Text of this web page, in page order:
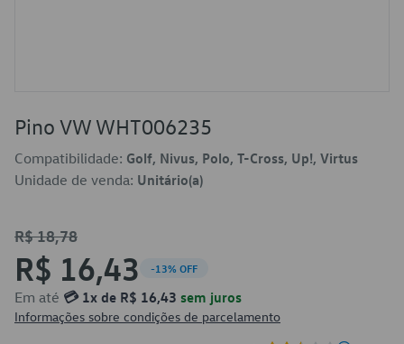
Pino VW WHT006235
Compatibilidade: Golf, Nivus, Polo, T-Cross, Up!, Virtus
Unidade de venda: Unitário(a)
R$ 18,78
R$ 16,43 -13% OFF
Em até 💳 1x de R$ 16,43 sem juros
Informações sobre condições de parcelamento